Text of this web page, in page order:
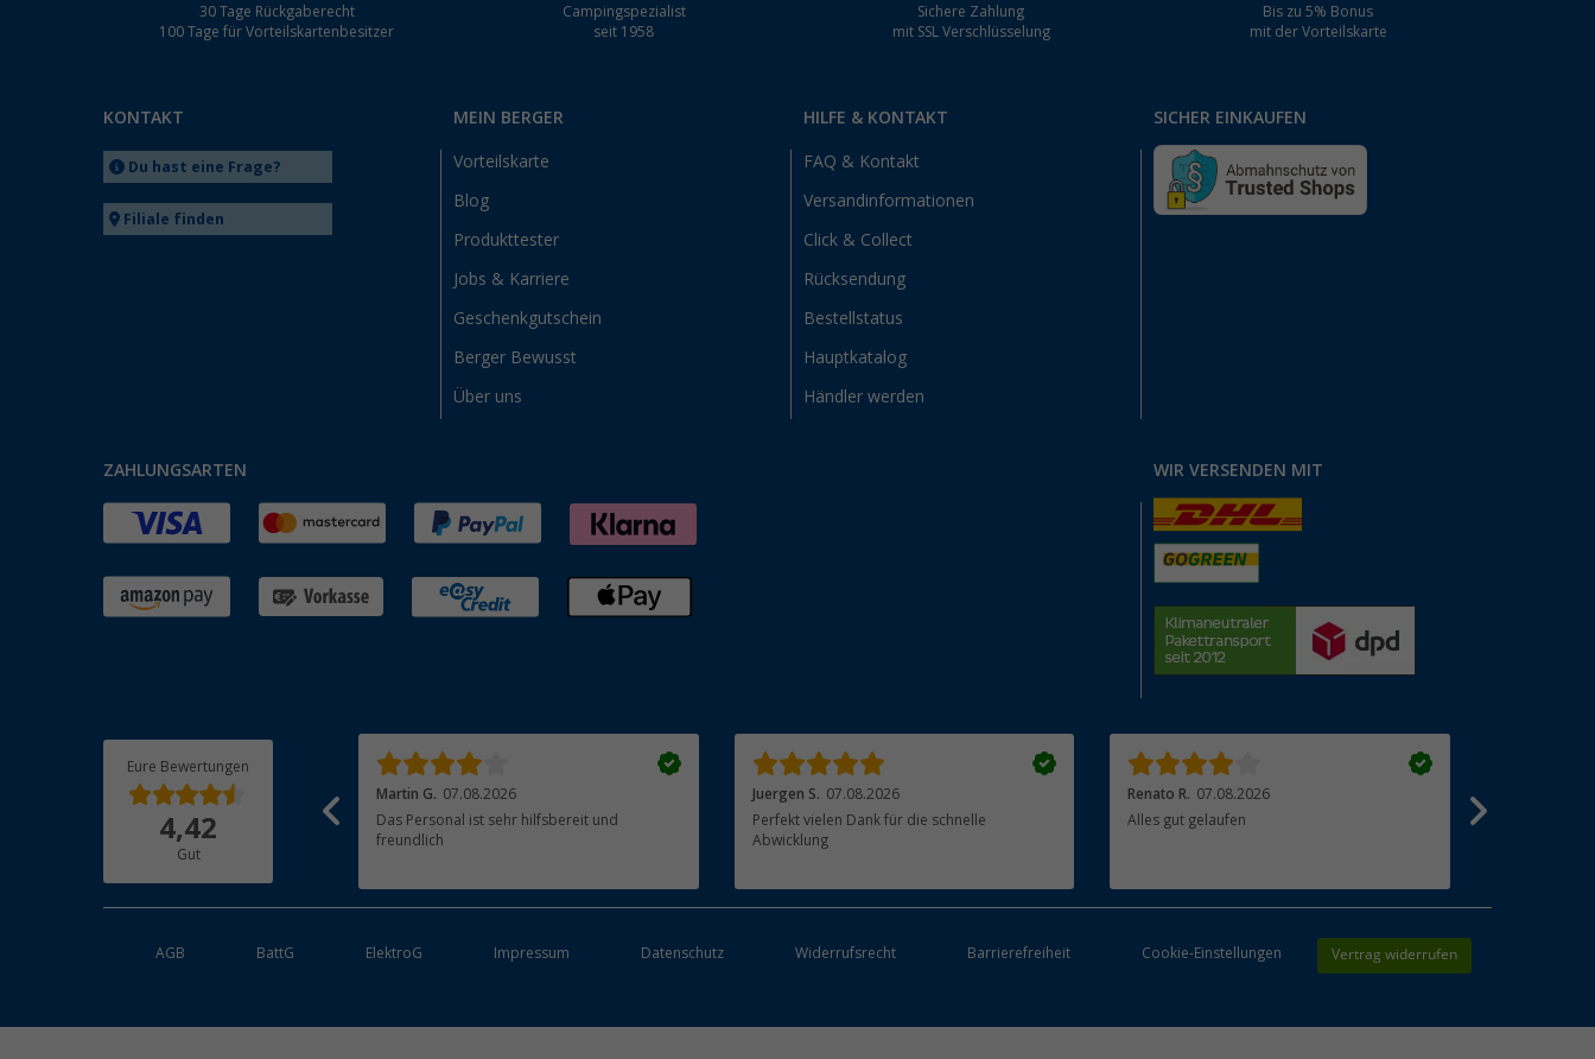
30 Tage Rückgaberecht
100 Tage für Vorteilskartenbesitzer
Campingspezialist
seit 1958
Sichere Zahlung
mit SSL Verschlüsselung
Bis zu 5% Bonus
mit der Vorteilskarte
KONTAKT
Du hast eine Frage?
Filiale finden
MEIN BERGER
Vorteilskarte
Blog
Produkttester
Jobs & Karriere
Geschenkgutschein
Berger Bewusst
Über uns
HILFE & KONTAKT
FAQ & Kontakt
Versandinformationen
Click & Collect
Rücksendung
Bestellstatus
Hauptkatalog
Händler werden
SICHER EINKAUFEN
ZAHLUNGSARTEN WIR VERSENDEN MIT
Eure Bewertungen
4,42
Gut
07.08.2026
Von der Bestellung weg bis zur Bezahlung,
Lieferung und Qualität hat alles gepasst.
Werde gerne wieder bestellen.
Martin G. 07.08.2026
Das Personal ist sehr hilfsbereit und
freundlich
Juergen S. 07.08.2026
Perfekt vielen Dank für die schnelle
Abwicklung
Renato R. 07.08.2026
Alles gut gelaufen
AGB BattG ElektroG Impressum Datenschutz Widerrufsrecht Barrierefreiheit Cookie-Einstellungen Vertrag widerrufen